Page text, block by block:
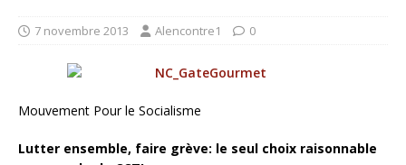
7 novembre 2013 Alencontre1 0
Mouvement Pour le Socialisme
Lutter ensemble, faire grève: le seul choix raisonnable